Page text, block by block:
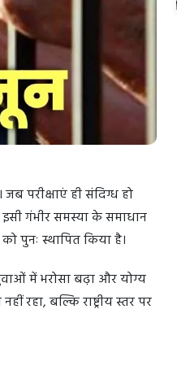
परीक्षाएं ही संदिग्ध हो
गंभीर समस्या के समाधान
पुनः स्थापित किया है।
में भरोसा बढ़ा और योग्य
रहा, बल्कि राष्ट्रीय स्तर पर